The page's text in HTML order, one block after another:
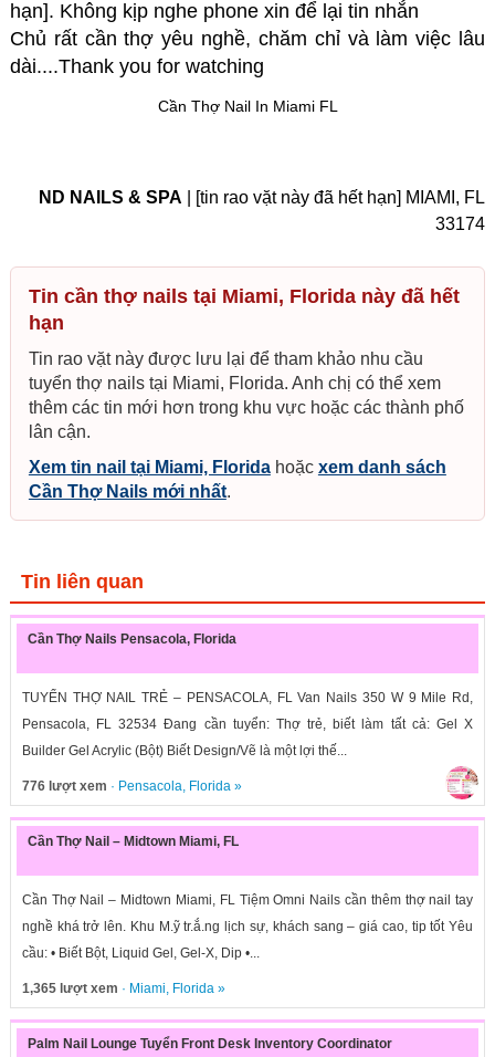
hạn]. Không kịp nghe phone xin để lại tin nhắn
Chủ rất cần thợ yêu nghề, chăm chỉ và làm việc lâu
dài....Thank you for watching
Cần Thợ Nail In Miami FL
ND NAILS & SPA | [tin rao vặt này đã hết hạn] MIAMI, FL
33174
Tin cần thợ nails tại Miami, Florida này đã hết
hạn
Tin rao vặt này được lưu lại để tham khảo nhu cầu
tuyển thợ nails tại Miami, Florida. Anh chị có thể xem
thêm các tin mới hơn trong khu vực hoặc các thành phố
lân cận.
Xem tin nail tại Miami, Floridahoặc xem danh sách
Cần Thợ Nails mới nhất.
Tin liên quan
Cần Thợ Nails Pensacola, Florida
TUYỂN THỢ NAIL TRẺ – PENSACOLA, FL Van Nails 350 W 9 Mile Rd,
Pensacola, FL 32534 Đang cần tuyển: Thợ trẻ, biết làm tất cả: Gel X
Builder Gel Acrylic (Bột) Biết Design/Vẽ là một lợi thế...
776 lượt xem · Pensacola, Florida»
Cần Thợ Nail – Midtown Miami, FL
Cần Thợ Nail – Midtown Miami, FL Tiệm Omni Nails cần thêm thợ nail tay
nghề khá trở lên. Khu M.ỹ tr.ắ.ng lịch sự, khách sang – giá cao, tip tốt Yêu
cầu: • Biết Bột, Liquid Gel, Gel-X, Dip •...
1,365 lượt xem · Miami, Florida»
Palm Nail Lounge Tuyển Front Desk Inventory Coordinator